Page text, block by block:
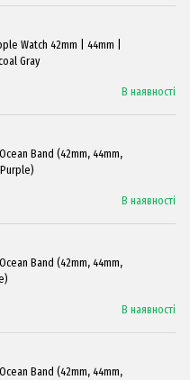
Watch 42mm | 44mm |
Gray
В наявності
Band (42mm, 44mm,
В наявності
Band (42mm, 44mm,
В наявності
Band (42mm, 44mm,